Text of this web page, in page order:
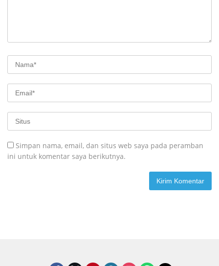
Simpan nama, email, dan situs web saya pada peramban
ini untuk komentar saya berikutnya.